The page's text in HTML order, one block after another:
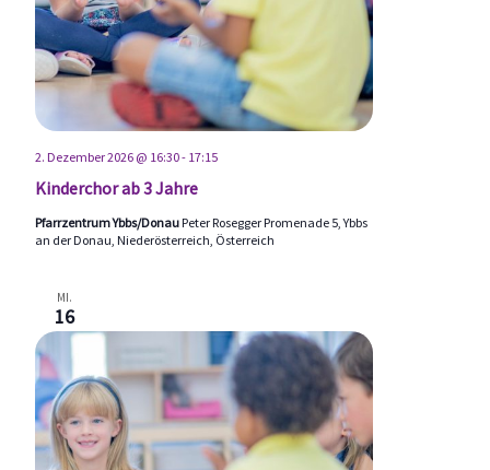
Kinderchor ab 3 Jahre
2. Dezember 2026 @ 16:30- 17:15
Pfarrzentrum Ybbs/Donau Peter Rosegger Promenade 5, Ybbs
an der Donau, Niederösterreich, Österreich
MI.
16